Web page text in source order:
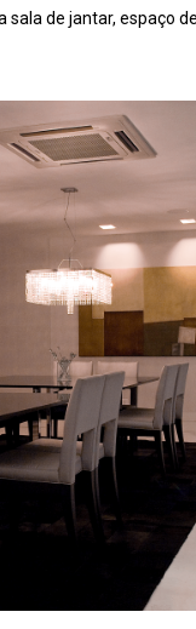
sala de jantar, espaço de